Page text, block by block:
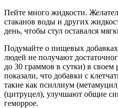
Пейте много жидкости.
стаканов воды и других
день, чтобы стул оставался
Подумайте о пищевых
людей не получают
до 30 граммов в сутки) в своем
показали, что добавки с
такие как псиллиум
(цитруцел), улучшают общие
геморрое.